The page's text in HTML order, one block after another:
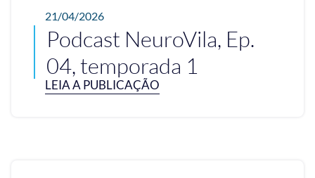
21/04/2026
Podcast NeuroVila, Ep.
04, temporada 1
LEIA A PUBLICAÇÃO